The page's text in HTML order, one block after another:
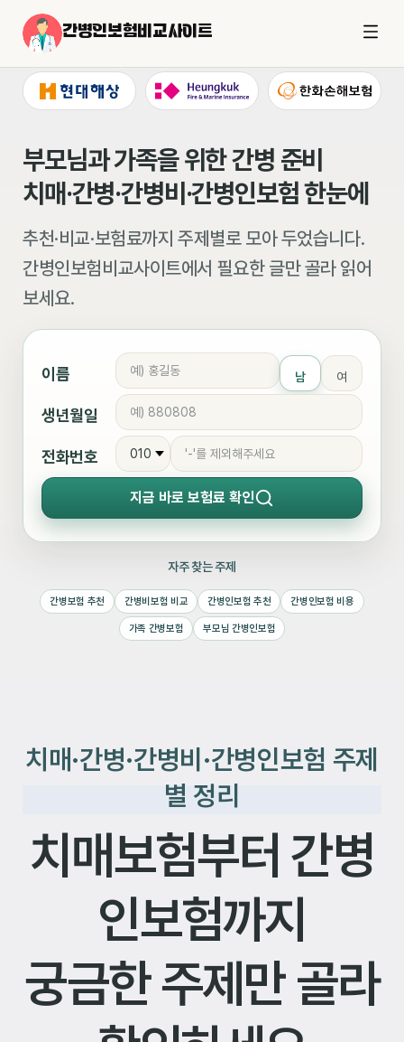
간병인보험비교사이트
부모님과 가족을 위한 간병 준비
치매·간병·간병비·간병인보험 한눈에
추천·비교·보험료까지 주제별로 모아 두었습니다.
간병인보험비교사이트에서 필요한 글만 골라 읽어
보세요.
이름 남 여
생년월일
전화번호
지금 바로 보험료 확인
자주 찾는 주제
간병보험 추천 간병비보험 비교 간병인보험 추천 간병인보험 비용
가족 간병보험 부모님 간병인보험
치매·간병·간병비·간병인보험 주제
별 정리
치매보험부터 간병
인보험까지
궁금한 주제만 골라